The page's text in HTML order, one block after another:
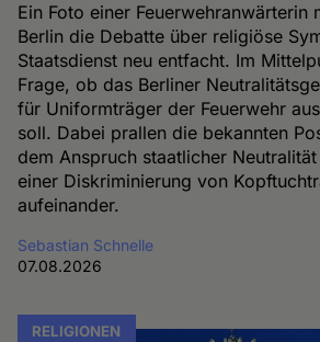
Ein Foto einer Feuerwehranwärterin
Berlin die Debatte über religiöse
Staatsdienst neu entfacht. Im
Frage, ob das Berliner
für Uniformträger der Feuerwehr
soll. Dabei prallen die bekannten
dem Anspruch staatlicher
einer Diskriminierung von
aufeinander.
Sebastian Schnelle
07.08.2026
RELIGIONEN